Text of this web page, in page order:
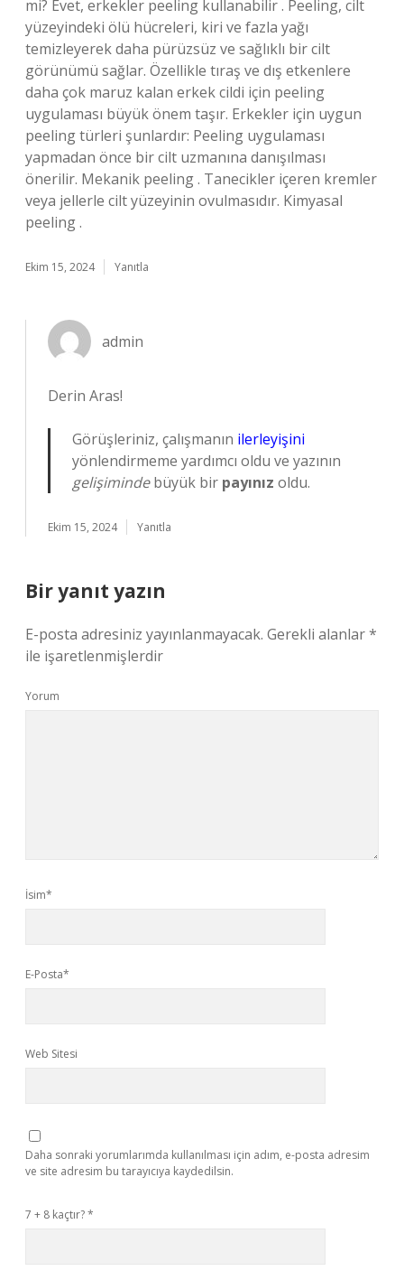
mi? Evet, erkekler peeling kullanabilir . Peeling, cilt
yüzeyindeki ölü hücreleri, kiri ve fazla yağı
temizleyerek daha pürüzsüz ve sağlıklı bir cilt
görünümü sağlar. Özellikle tıraş ve dış etkenlere
daha çok maruz kalan erkek cildi için peeling
uygulaması büyük önem taşır. Erkekler için uygun
peeling türleri şunlardır: Peeling uygulaması
yapmadan önce bir cilt uzmanına danışılması
önerilir. Mekanik peeling . Tanecikler içeren kremler
veya jellerle cilt yüzeyinin ovulmasıdır. Kimyasal
peeling .
Ekim 15, 2024 Yanıtla
admin
Derin Aras!
Görüşleriniz, çalışmanın ilerleyişini
yönlendirmeme yardımcı oldu ve yazının
gelişimindebüyük bir payınız oldu.
Ekim 15, 2024 Yanıtla
Bir yanıt yazın
E-posta adresiniz yayınlanmayacak. Gerekli alanlar*
ile işaretlenmişlerdir
Yorum
İsim*
E-Posta*
Web Sitesi
Daha sonraki yorumlarımda kullanılması için adım, e-posta adresim
ve site adresim bu tarayıcıya kaydedilsin.
7 + 8 kaçtır?*